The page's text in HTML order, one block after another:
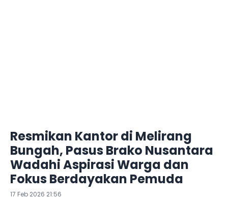
Resmikan Kantor di Melirang
Bungah, Pasus Brako Nusantara
Wadahi Aspirasi Warga dan
Fokus Berdayakan Pemuda
17 Feb 2026 21:56